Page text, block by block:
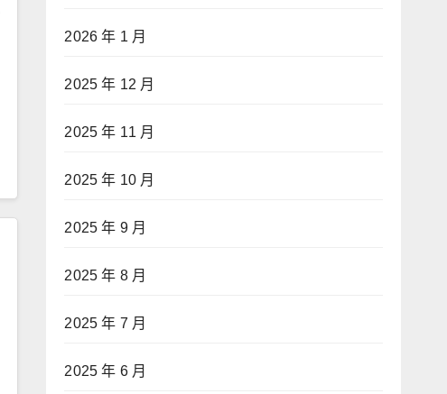
2026 年 1 月
2025 年 12 月
2025 年 11 月
2025 年 10 月
2025 年 9 月
2025 年 8 月
2025 年 7 月
2025 年 6 月